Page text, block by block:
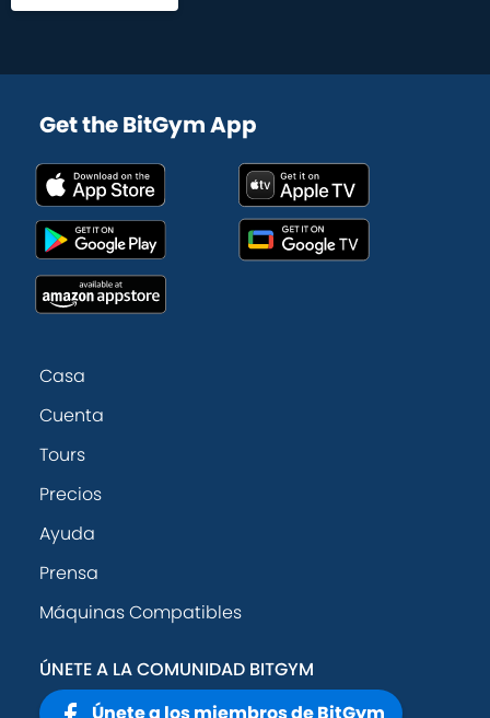
Get the BitGym App
Casa
Cuenta
Tours
Precios
Ayuda
Prensa
Máquinas Compatibles
ÚNETE A LA COMUNIDAD BITGYM